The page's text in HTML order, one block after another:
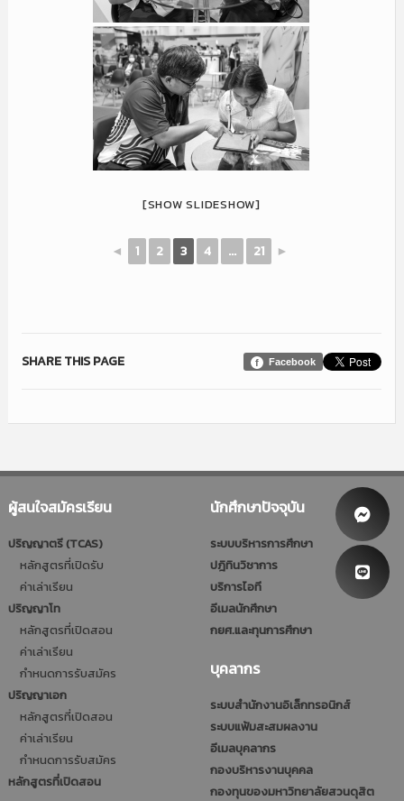
[SHOW SLIDESHOW]
◄ 1 2 3 4 ... 21 ►
Facebook
SHARE THIS PAGE
ผู้สนใจสมัครเรียน
ปริญญาตรี (TCAS)
หลักสูตรที่เปิดรับ
ค่าเล่าเรียน
ปริญญาโท
หลักสูตรที่เปิดสอน
ค่าเล่าเรียน
กำหนดการรับสมัคร
ปริญญาเอก
หลักสูตรที่เปิดสอน
ค่าเล่าเรียน
กำหนดการรับสมัคร
หลักสูตรที่เปิดสอน
นักศึกษาปัจจุบัน
ระบบบริหารการศึกษา
ปฎิทินวิชาการ
บริการไอที
อีเมลนักศึกษา
กยศ.และทุนการศึกษา
บุคลากร
ระบบสำนักงานอิเล็กทรอนิกส์
ระบบแฟ้มสะสมผลงาน
อีเมลบุคลากร
กองบริหารงานบุคคล
กองทุนของมหาวิทยาลัยสวนดุสิต